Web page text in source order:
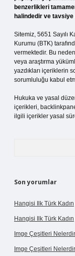
benzerlikleri
halindedir ve tavsiye
Sitemiz, 5651 Sayılı
Kurumu (BTK)
vermektedir. Bu
veya araştırma
yazdıkları içeriklerin
sorumluluğu kabul
Hukuka ve yasal
içerikleri,
ilgili içerikler yasal
Son yorumlar
Hangisi Ilk Türk Kadın
Hangisi Ilk Türk Kadın
Imge Çeşitleri Nelerdir
Imge Çeşitleri Nelerdir